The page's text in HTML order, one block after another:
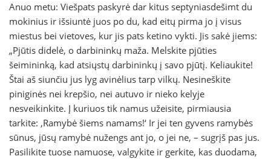
Anuo metu: Viešpats paskyrė dar kitus septyniasdešimt du
mokinius ir išsiuntė juos po du, kad eitų pirma jo į visus
miestus bei vietoves, kur jis pats ketino vykti. Jis sakė jiems:
„Pjūtis didelė, o darbininkų maža. Melskite pjūties
šeimininką, kad atsiųstų darbininkų į savo pjūtį. Keliaukite!
Štai aš siunčiu jus lyg avinėlius tarp vilkų. Nesineškite
piniginės nei krepšio, nei autuvo ir nieko kelyje
nesveikinkite. Į kuriuos tik namus užeisite, pirmiausia
tarkite: ‚Ramybė šiems namams!‘ Ir jei ten gyvens ramybės
sūnus, jūsų ramybė nužengs ant jo, o jei ne, – sugrįš pas jus.
Pasilikite tuose namuose, valgykite ir gerkite, kas duodama,